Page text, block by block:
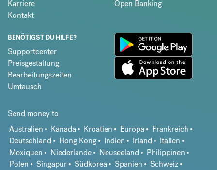
Karriere
Kontakt
Open Banking
BENÖTIGST DU HILFE?
Supportcenter
Preisgestaltung
Bearbeitungszeiten
Umtausch
Send money to
Australien
Kanada Kroatien Europa
Frankreich
Deutschland
Hong Kong Indien Irland
Italien
Mexiquen
Niederlande Neuseeland
Philippinen
Polen
Singapur Südkorea Spanien
Schweiz